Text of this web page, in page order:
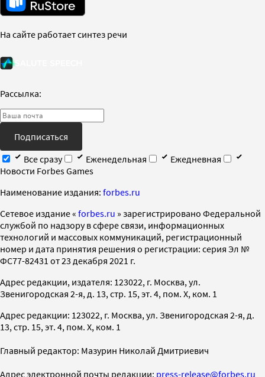
На сайте работает синтез речи
Рассылка:
Подписаться
Все сразу
Еженедельная
Ежедневная
Новости Forbes Games
Наименование издания: forbes.ru
Cетевое издание « forbes.ru » зарегистрировано Федеральной
службой по надзору в сфере связи, информационных
технологий и массовых коммуникаций, регистрационный
номер и дата принятия решения о регистрации: серия Эл №
ФС77-82431 от 23 декабря 2021 г.
Адрес редакции, издателя: 123022, г. Москва, ул.
Звенигородская 2-я, д. 13, стр. 15, эт. 4, пом. X, ком. 1
Адрес редакции: 123022, г. Москва, ул. Звенигородская 2-я, д.
13, стр. 15, эт. 4, пом. X, ком. 1
Главный редактор: Мазурин Николай Дмитриевич
Адрес электронной почты редакции: press-release@forbes.ru